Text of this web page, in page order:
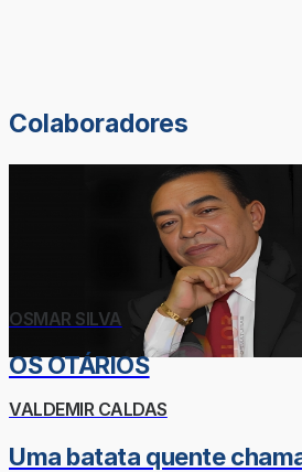
Colaboradores
OSMAR SILVA
OS OTÁRIOS
VALDEMIR CALDAS
Uma batata quente